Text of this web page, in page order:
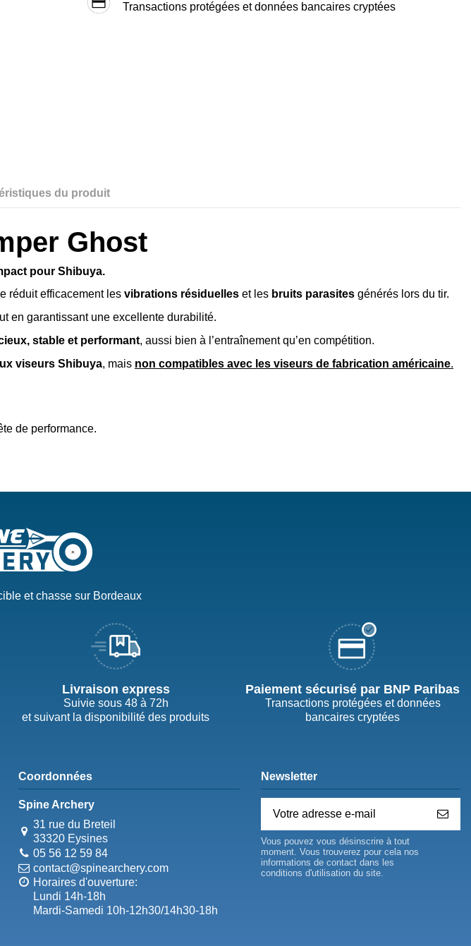
Transactions protégées et données bancaires cryptées
du produit
Ghost
pour Shibuya.
réduit efficacement les vibrations résiduelles et les bruits parasites générés lors du tir.
en garantissant une excellente durabilité.
stable et performant, aussi bien à l’entraînement qu’en compétition.
viseurs Shibuya, mais non compatibles avec les viseurs de fabrication américaine.
de performance.
et chasse sur Bordeaux
Livraison express
Suivie sous 48 à 72h
et suivant la disponibilité des produits
Paiement sécurisé par BNP Paribas
Transactions protégées et données
bancaires cryptées
Coordonnées
Spine Archery
31 rue du Breteil
33320 Eysines
05 56 12 59 84
contact@spinearchery.com
Horaires d'ouverture:
Lundi 14h-18h
Mardi-Samedi 10h-12h30/14h30-18h
Newsletter
Vous pouvez vous désinscrire à tout
moment. Vous trouverez pour cela nos
informations de contact dans les
conditions d'utilisation du site.